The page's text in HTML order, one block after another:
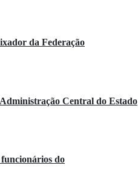
da Federação
Central do Estado
funcionários do